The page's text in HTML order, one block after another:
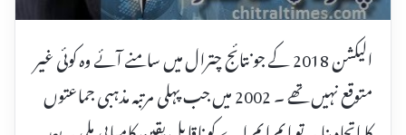
الیکشن 2018 کے جو نتائج چترال میں سامنے آئے وہ کوئی غیر
متوقع نہیں تھے ۔ 2002 میں جب پہلی مرتبہ مذہبی جماعتوں